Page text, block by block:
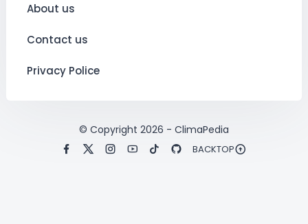
About us
Contact us
Privacy Police
© Copyright 2026 - ClimaPedia
BACKTOP